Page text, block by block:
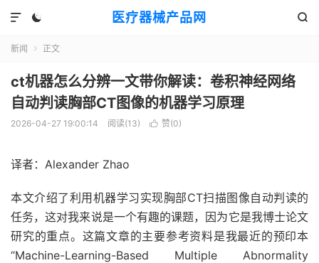
医疗器械产品网
 

新闻  正文
ct机器怎么分辨一文带你解读：卷积神经网络
自动判读胸部CT图像的机器学习原理
2026-04-27 19:00:14 阅读(13)  赞(0)
译者：Alexander Zhao
本文介绍了利用机器学习实现胸部CT扫描图像自动判读的
任务，这对我来说是一个有趣的课题，因为它是我博士论文
研究的重点。这篇文章的主要参考资料是我最近的预印本
“Machine-Learning-Based Multiple Abnormality